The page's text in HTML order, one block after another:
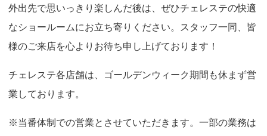
外出先で思いっきり楽しんだ後は、ぜひチェレステの快適
なショールームにお立ち寄りください。スタッフ一同、皆
様のご来店を心よりお待ち申し上げております！
チェレステ各店舗は、ゴールデンウィーク期間も休まず営
業しております。
※当番体制での営業とさせていただきます。一部の業務は